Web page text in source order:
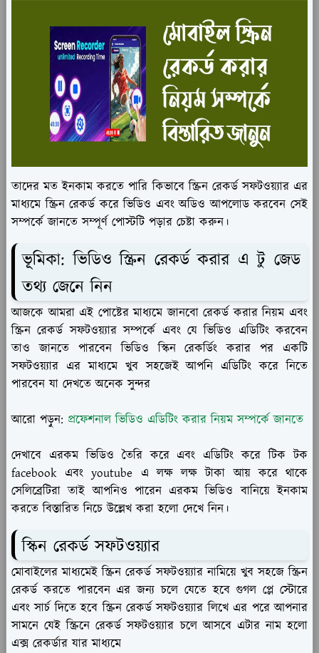
তাদের মত ইনকাম করতে পারি কিভাবে স্ক্রিন রেকর্ড সফটওয়্যার এর
মাধ্যমে স্ক্রিন রেকর্ড করে ভিডিও এবং অডিও আপলোড করবেন সেই
সম্পর্কে জানতে সম্পূর্ণ পোস্টটি পড়ার চেষ্টা করুন।
ভূমিকা: ভিডিও স্ক্রিন রেকর্ড করার এ টু জেড
তথ্য জেনে নিন
আজকে আমরা এই পোষ্টের মাধ্যমে জানবো রেকর্ড করার নিয়ম এবং
স্ক্রিন রেকর্ড সফটওয়্যার সম্পর্কে এবং যে ভিডিও এডিটিং করবেন
তাও জানতে পারবেন ভিডিও স্কিন রেকর্ডিং করার পর একটি
সফটওয়্যার এর মাধ্যমে খুব সহজেই আপনি এডিটিং করে নিতে
পারবেন যা দেখতে অনেক সুন্দর
আরো পড়ুন: প্রফেশনাল ভিডিও এডিটিং করার নিয়ম সম্পর্কে জানতে
দেখাবে এরকম ভিডিও তৈরি করে এবং এডিটিং করে টিক টক
facebook এবং youtube এ লক্ষ লক্ষ টাকা আয় করে থাকে
সেলিব্রেটিরা তাই আপনিও পারেন এরকম ভিডিও বানিয়ে ইনকাম
করতে বিস্তারিত নিচে উল্লেখ করা হলো দেখে নিন।
স্কিন রেকর্ড সফটওয়্যার
মোবাইলের মাধ্যমেই স্ক্রিন রেকর্ড সফটওয়্যার নামিয়ে খুব সহজে স্ক্রিন
রেকর্ড করতে পারবেন এর জন্য চলে যেতে হবে গুগল প্লে স্টোরে
এবং সার্চ দিতে হবে স্ক্রিন রেকর্ড সফটওয়্যার লিখে এর পরে আপনার
সামনে যেই স্ক্রিনে রেকর্ড সফটওয়্যার চলে আসবে এটার নাম হলো
এক্স রেকর্ডার যার মাধ্যমে